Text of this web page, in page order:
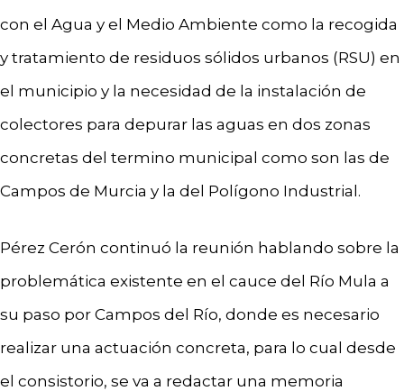
con el Agua y el Medio Ambiente como la recogida
y tratamiento de residuos sólidos urbanos (RSU) en
el municipio y la necesidad de la instalación de
colectores para depurar las aguas en dos zonas
concretas del termino municipal como son las de
Campos de Murcia y la del Polígono Industrial.
Pérez Cerón continuó la reunión hablando sobre la
problemática existente en el cauce del Río Mula a
su paso por Campos del Río, donde es necesario
realizar una actuación concreta, para lo cual desde
el consistorio, se va a redactar una memoria